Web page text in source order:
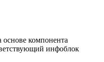
компонента
инфоблок